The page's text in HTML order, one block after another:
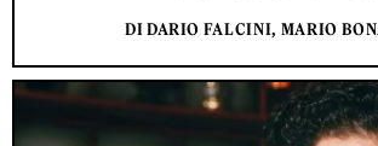
DI DARIO FALCINI, MARIO